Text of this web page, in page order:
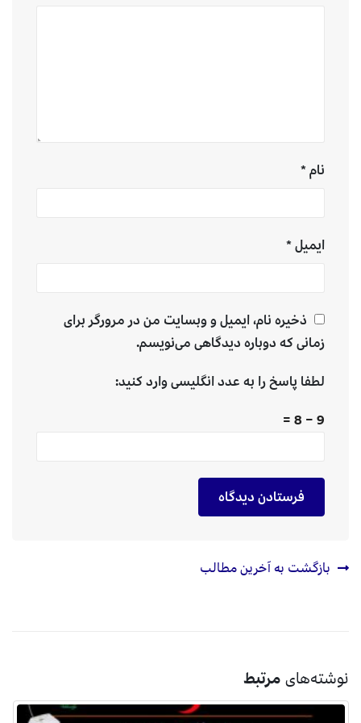
نام*
ایمیل*
ذخیره نام، ایمیل و وبسایت من در مرورگر برای
زمانی که دوباره دیدگاهی می‌نویسم.
لطفا پاسخ را به عدد انگلیسی وارد کنید:
9 − 8 =
بازگشت به آخرین مطالب
نوشته‌هایمرتبط